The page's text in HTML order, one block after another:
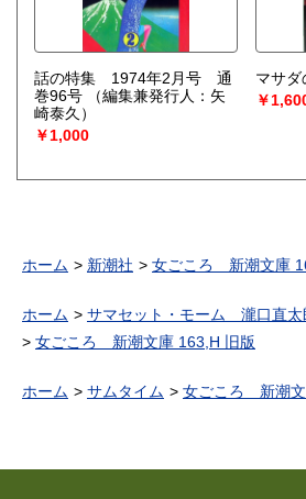
話の特集 1974年2月号 通
巻96号
（編集兼発行人：矢
崎泰久）
￥1,000
マサダ
￥
ホーム 新潮社 女ごころ 新潮文庫
ホーム
サマセット・モーム 瀧口直太
女ごころ 新潮文庫 163,H 旧版
ホーム サムタイム 女ごころ 新潮文